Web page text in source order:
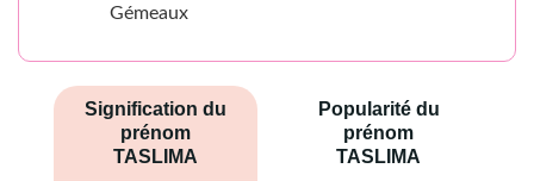
Gémeaux
Signification du
prénom
TASLIMA
Popularité du
prénom
TASLIMA